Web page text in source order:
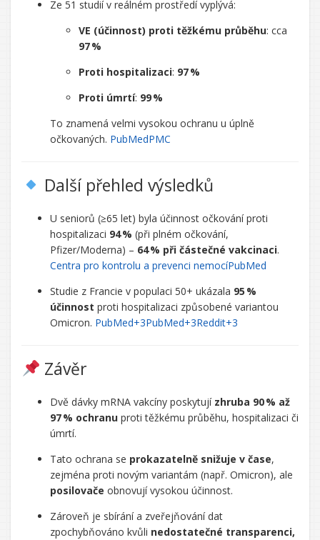
Ze 51 studií v reálném prostředí vyplývá:
VE (účinnost) proti těžkému průběhu: cca
97 %
Proti hospitalizaci: 97 %
Proti úmrtí: 99 %
To znamená velmi vysokou ochranu u úplně
očkovaných. PubMedPMC
Další přehled výsledků
U seniorů (≥65 let) byla účinnost očkování proti
hospitalizaci 94 % (při plném očkování,
Pfizer/Moderna) – 64 % při částečné vakcinaci.
Centra pro kontrolu a prevenci nemocíPubMed
Studie z Francie v populaci 50+ ukázala 95 %
účinnost proti hospitalizaci způsobené variantou
Omicron. PubMed+3PubMed+3Reddit+3
Závěr
Dvě dávky mRNA vakcíny poskytují zhruba 90 % až
97 % ochranu proti těžkému průběhu, hospitalizaci či
úmrtí.
Tato ochrana se prokazatelně snižuje v čase,
zejména proti novým variantám (např. Omicron), ale
posilovače obnovují vysokou účinnost.
Zároveň je sbírání a zveřejňování dat
zpochybňováno kvůli nedostatečné transparenci,